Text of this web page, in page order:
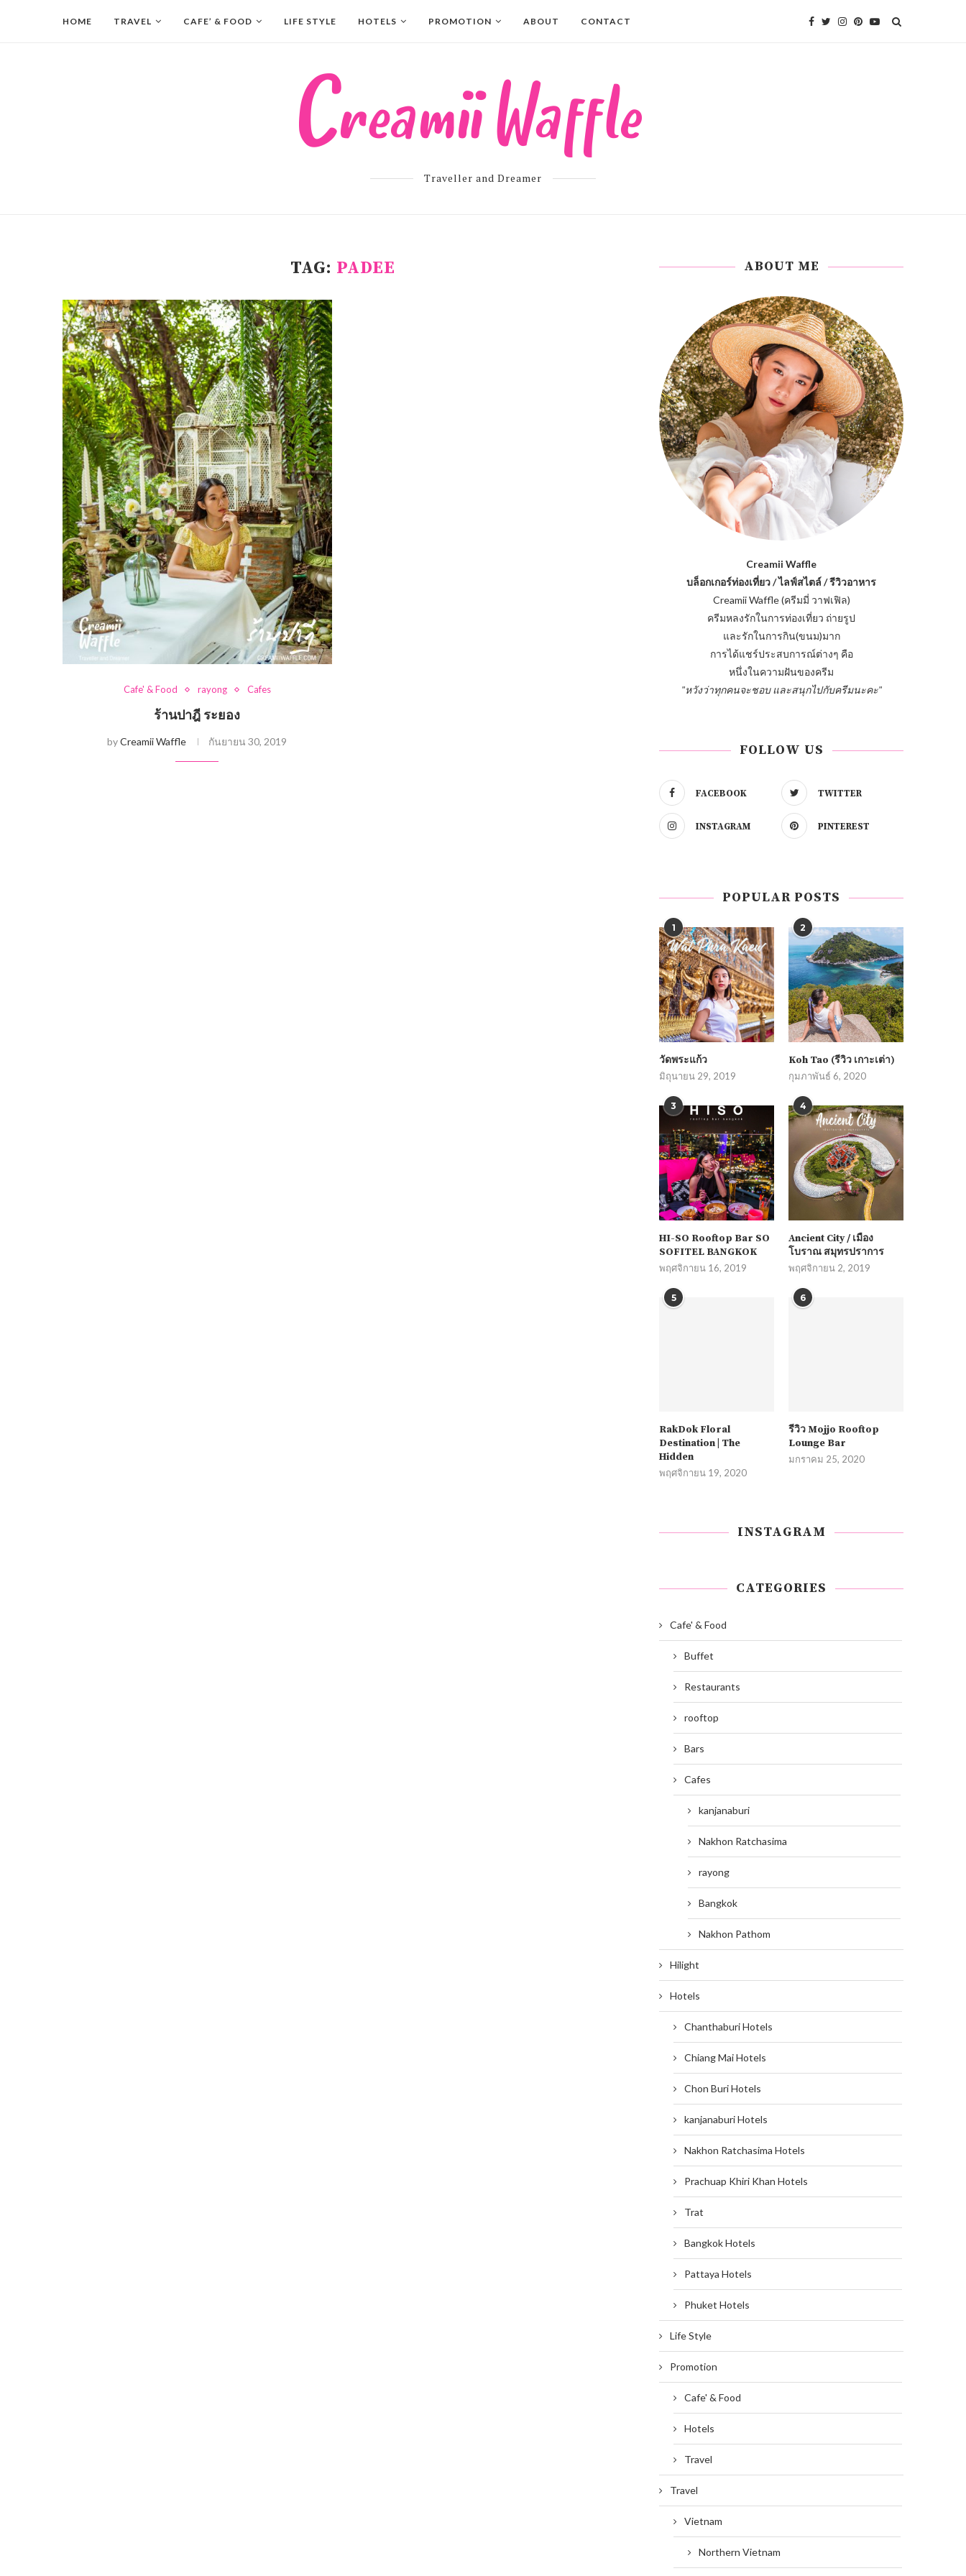
HOME TRAVEL CAFE’ & FOOD LIFE STYLE HOTELS PROMOTION ABOUT CONTACT
Traveller and Dreamer
TAG: PADEE
Cafe' & Food rayong Cafes
ร้านปาฎี ระยอง
byCreamii Waffle กันยายน 30, 2019
ABOUT ME
Creamii Waffle
บล็อกเกอร์ท่องเที่ยว / ไลฟ์สไตล์ / รีวิวอาหาร
Creamii Waffle (ครีมมี่ วาฟเฟิล)
ครีมหลงรักในการท่องเที่ยว ถ่ายรูป
และรักในการกิน(ขนม)มาก
การได้แชร์ประสบการณ์ต่างๆ คือ
หนึ่งในความฝันของครีม
"หวังว่าทุกคนจะชอบ และสนุกไปกับครีมนะคะ"
FOLLOW US
FACEBOOK TWITTER
INSTAGRAM PINTEREST
POPULAR POSTS
1
วัดพระแก้ว
มิถุนายน 29, 2019
2
Koh Tao (รีวิว เกาะเต่า)
กุมภาพันธ์ 6, 2020
3
HI-SO Rooftop Bar SO
SOFITEL BANGKOK
พฤศจิกายน 16, 2019
4
Ancient City / เมือง
โบราณ สมุทรปราการ
พฤศจิกายน 2, 2019
5
RakDok Floral
Destination | The
Hidden
พฤศจิกายน 19, 2020
6
รีวิว Mojjo Rooftop
Lounge Bar
มกราคม 25, 2020
INSTAGRAM
CATEGORIES
Cafe' & Food
Buffet
Restaurants
rooftop
Bars
Cafes
kanjanaburi
Nakhon Ratchasima
rayong
Bangkok
Nakhon Pathom
Hilight
Hotels
Chanthaburi Hotels
Chiang Mai Hotels
Chon Buri Hotels
kanjanaburi Hotels
Nakhon Ratchasima Hotels
Prachuap Khiri Khan Hotels
Trat
Bangkok Hotels
Pattaya Hotels
Phuket Hotels
Life Style
Promotion
Cafe' & Food
Hotels
Travel
Travel
Vietnam
Northern Vietnam